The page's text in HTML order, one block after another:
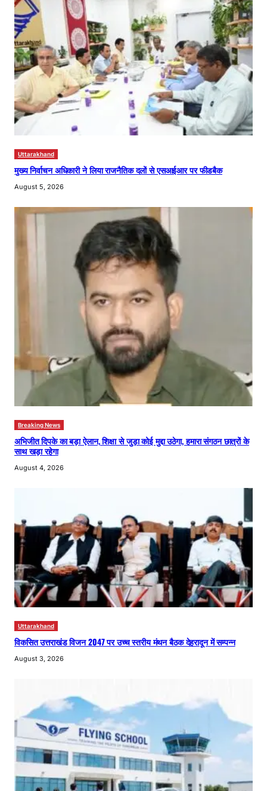
Uttarakhand
मुख्य निर्वाचन अधिकारी ने लिया राजनैतिक दलों से एसआईआर पर फीडबैक
August 5, 2026
Breaking News
अभिजीत दिपके का बड़ा ऐलान, शिक्षा से जुड़ा कोई मुद्दा उठेगा, हमारा संगठन छात्रों के
साथ खड़ा रहेगा
August 4, 2026
Uttarakhand
विकसित उत्तराखंड विजन 2047 पर उच्च स्तरीय मंथन बैठक देहरादून में सम्पन्न
August 3, 2026